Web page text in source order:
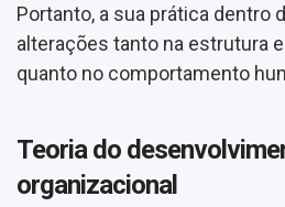
Portanto, a sua prática dentro
alterações tanto na estrutura
quanto no comportamento
Teoria do
organizacional